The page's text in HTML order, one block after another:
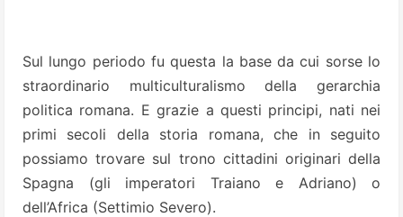
Sul lungo periodo fu questa la base da cui sorse lo
straordinario multiculturalismo della gerarchia
politica romana. E grazie a questi principi, nati nei
primi secoli della storia romana, che in seguito
possiamo trovare sul trono cittadini originari della
Spagna (gli imperatori Traiano e Adriano) o
dell’Africa (Settimio Severo).